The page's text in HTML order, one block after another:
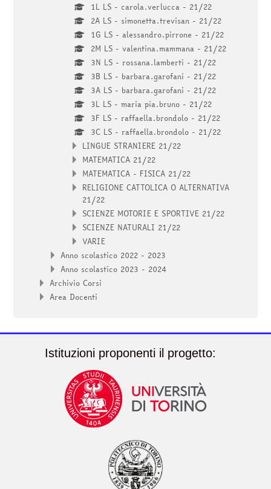
1L LS - carola.verlucca - 21/22
2A LS - simonetta.trevisan - 21/22
1G LS - alessandro.pirrone - 21/22
2M LS - valentina.mammana - 21/22
3N LS - rossana.lamberti - 21/22
3B LS - barbara.garofani - 21/22
3A LS - barbara.garofani - 21/22
3L LS - maria pia.bruno - 21/22
3F LS - raffaella.brondolo - 21/22
3C LS - raffaella.brondolo - 21/22
LINGUE STRANIERE 21/22
MATEMATICA 21/22
MATEMATICA - FISICA 21/22
RELIGIONE CATTOLICA O ALTERNATIVA
21/22
SCIENZE MOTORIE E SPORTIVE 21/22
SCIENZE NATURALI 21/22
VARIE
Anno scolastico 2022 - 2023
Anno scolastico 2023 - 2024
Archivio Corsi
Area Docenti
Istituzioni proponenti il progetto: